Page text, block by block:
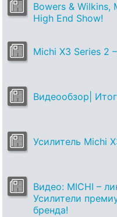
Bowers & Wilkins,
High End Show!
Michi X3 Series 2
Видеообзор|
Усилитель Michi
Видео: MICHI –
Усилители
бренда!